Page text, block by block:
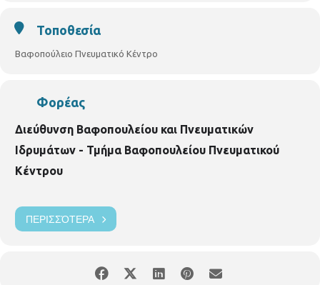
Τοποθεσία
Βαφοπούλειο Πνευματικό Κέντρο
Φορέας
Διεύθυνση Βαφοπουλείου και Πνευματικών
Ιδρυμάτων - Τμήμα Βαφοπουλείου Πνευματικού
Κέντρου
ΠΕΡΙΣΣΌΤΕΡΑ